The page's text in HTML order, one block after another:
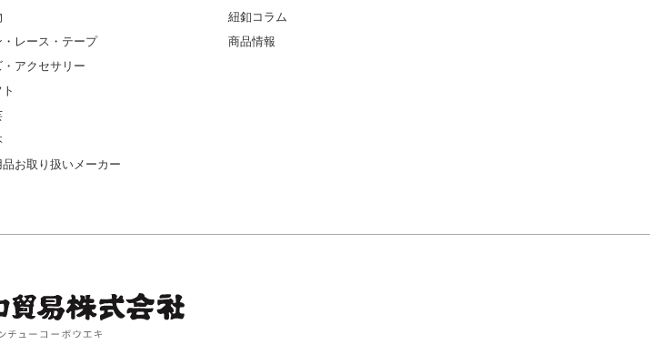
・レース・テープ
・アクセサリー
お取り扱いメーカー
紐釦コラム
商品情報